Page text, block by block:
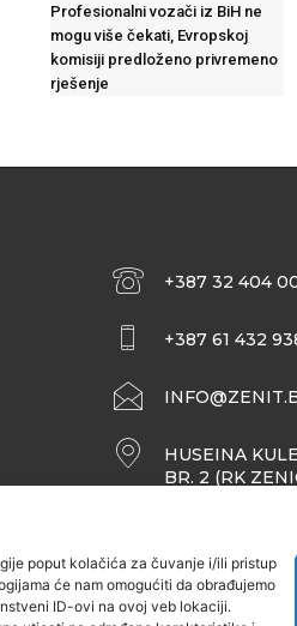
poput kolačića za čuvanje i/ili pristup
će nam omogućiti da obrađujemo
ID-ovi na ovoj veb lokaciji.
Profesionalni vozači iz BiH ne
mogu više čekati, Evropskoj
komisiji predloženo privremeno
rješenje
+387 32 404
+387 61 432
HUSEINA
BR. 2 (RK